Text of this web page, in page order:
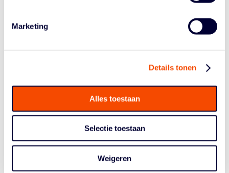
Marketing
Details tonen
Alles toestaan
Selectie toestaan
Weigeren
hebben gestreden op het wereldtoneel, maar we
moeten eerlijk zijn: het was niet goed genoeg om een
ticket te bemachtigen. Het gevoel dat heerst is dat er
meer in zat, maar dat is helaas niet de realiteit."